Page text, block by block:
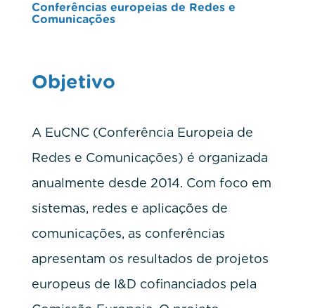
Conferências europeias de Redes e
Comunicações
Objetivo
A EuCNC (Conferência Europeia de
Redes e Comunicações) é organizada
anualmente desde 2014. Com foco em
sistemas, redes e aplicações de
comunicações, as conferências
apresentam os resultados de projetos
europeus de I&D cofinanciados pela